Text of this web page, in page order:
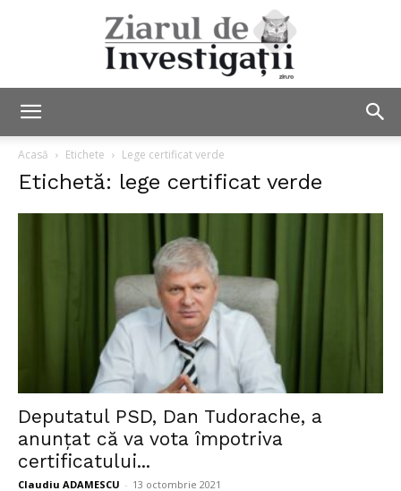
Investigații
Acasă Etichete Lege certificat verde
Etichetă: lege certificat verde
Deputatul PSD, Dan Tudorache, a
anunțat că va vota împotriva
certificatului...
Claudiu ADAMESCU - 13 octombrie 2021